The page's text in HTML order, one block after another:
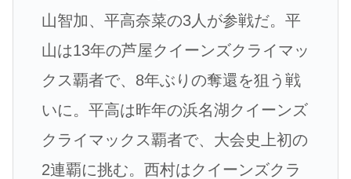
山智加、平高奈菜の3人が参戦だ。平
山は13年の芦屋クイーンズクライマッ
クス覇者で、8年ぶりの奪還を狙う戦
いに。平高は昨年の浜名湖クイーンズ
クライマックス覇者で、大会史上初の
2連覇に挑む。西村はクイーンズクラ